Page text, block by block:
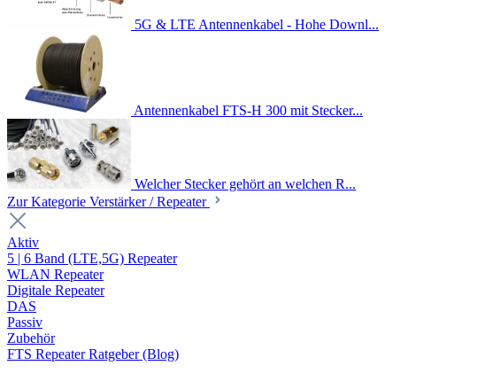
5G & LTE Antennenkabel - Hohe Downl...
Antennenkabel FTS-H 300 mit Stecker...
Welcher Stecker gehört an welchen R...
Zur Kategorie Verstärker / Repeater
Aktiv
5 | 6 Band (LTE,5G) Repeater
WLAN Repeater
Digitale Repeater
DAS
Passiv
Zubehör
FTS Repeater Ratgeber (Blog)